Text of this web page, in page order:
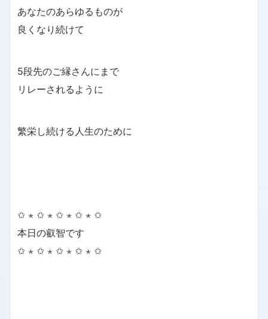
あなたのあらゆるものが
良くなり続けて
5段先のご縁さんにまで
リレーされるように
繁栄し続ける人生のために
✩ ⋆ ✩ ⋆ ✩ ⋆ ✩ ⋆ ✩
本日の叡智です
✩ ⋆ ✩ ⋆ ✩ ⋆ ✩ ⋆ ✩